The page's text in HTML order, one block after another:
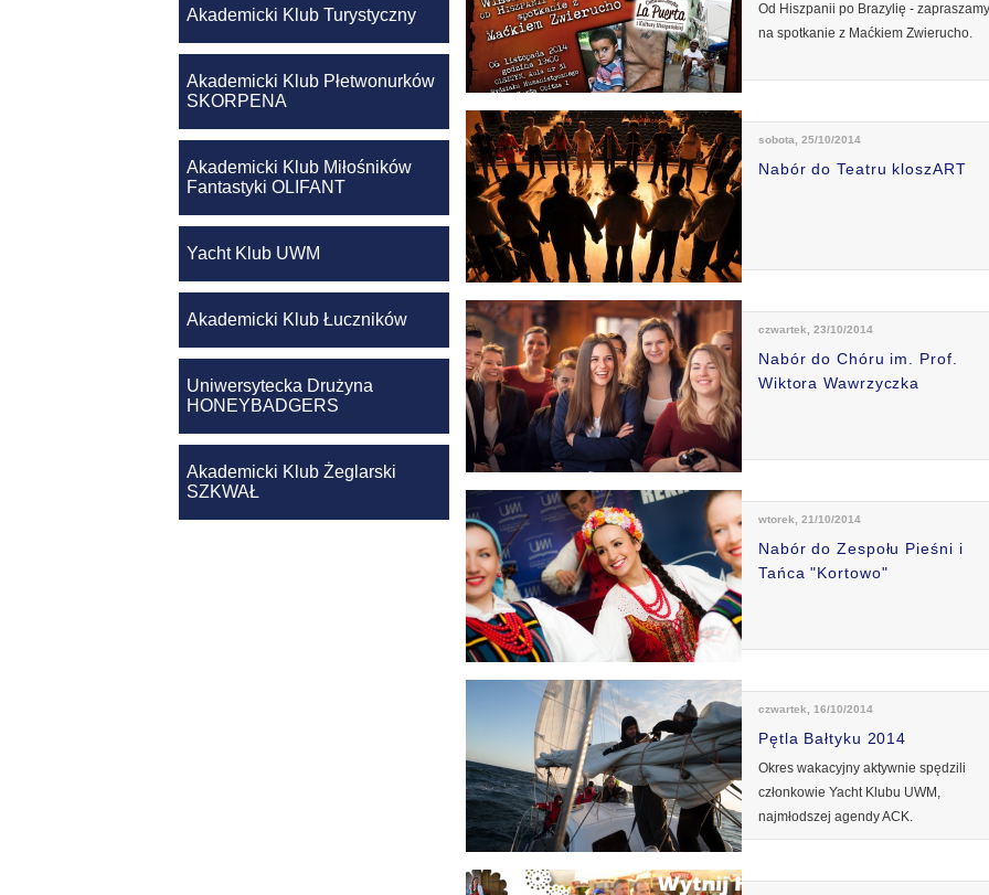
Akademicki Klub Turystyczny
Akademicki Klub Płetwonurków
SKORPENA
Akademicki Klub Miłośników
Fantastyki OLIFANT
Yacht Klub UWM
Akademicki Klub Łuczników
Uniwersytecka Drużyna
HONEYBADGERS
Akademicki Klub Żeglarski
SZKWAŁ
Od Hiszpanii po Brazylię - zapraszamy
na spotkanie z Maćkiem Zwierucho.
sobota, 25/10/2014
Nabór do Teatru kloszART
czwartek, 23/10/2014
Nabór do Chóru im. Prof.
Wiktora Wawrzyczka
wtorek, 21/10/2014
Nabór do Zespołu Pieśni i
Tańca "Kortowo"
czwartek, 16/10/2014
Pętla Bałtyku 2014
Okres wakacyjny aktywnie spędzili
członkowie Yacht Klubu UWM,
najmłodszej agendy ACK.